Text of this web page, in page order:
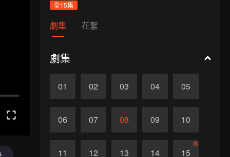
全15集
劇集 花絮
劇集
01 02 03 04 05
06 07 08 09 10
11 12 13 14 15
終